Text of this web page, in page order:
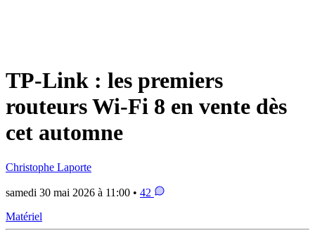
TP-Link : les premiers
routeurs Wi-Fi 8 en vente dès
cet automne
Christophe Laporte
samedi 30 mai 2026 à 11:00 • 42
Matériel